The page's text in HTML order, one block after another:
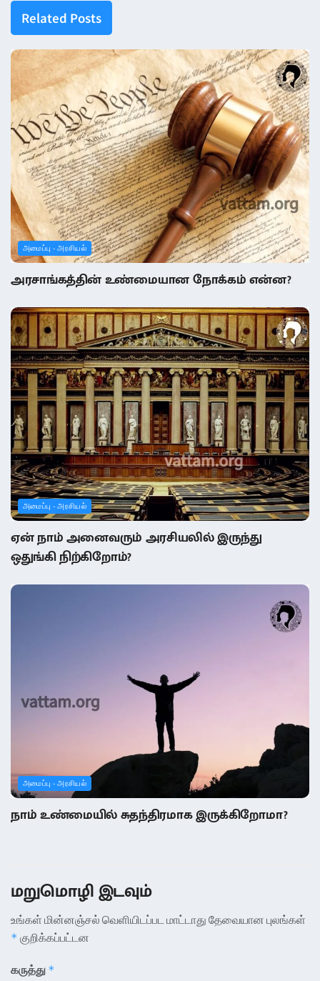
Related Posts
அமைப்பு - அரசியல்
அரசாங்கத்தின் உண்மையான நோக்கம் என்ன?
அமைப்பு - அரசியல்
ஏன் நாம் அனைவரும் அரசியலில் இருந்து
ஒதுங்கி நிற்கிறோம்?
அமைப்பு - அரசியல்
நாம் உண்மையில் சுதந்திரமாக இருக்கிறோமா?
மறுமொழி இடவும்
உங்கள் மின்னஞ்சல் வெளியிடப்பட மாட்டாது தேவையான புலங்கள்
* குறிக்கப்பட்டன
கருத்து *